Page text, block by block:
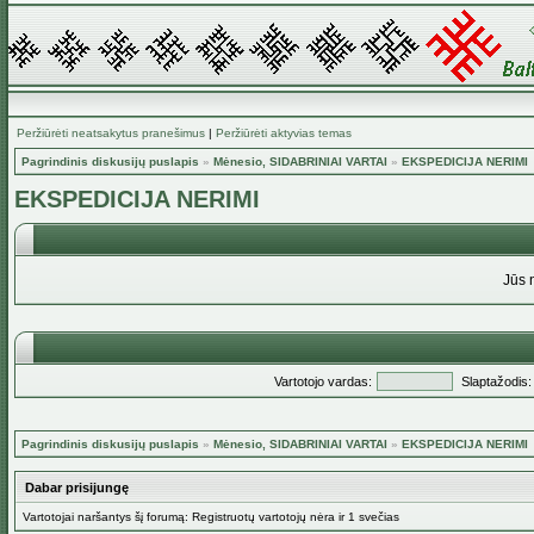
Peržiūrėti neatsakytus pranešimus | Peržiūrėti aktyvias temas
Pagrindinis diskusijų puslapis » Mėnesio, SIDABRINIAI VARTAI » EKSPEDICIJA NERIMI
EKSPEDICIJA NERIMI
Jūs
Vartotojo vardas: Slaptažodis:
Pagrindinis diskusijų puslapis » Mėnesio, SIDABRINIAI VARTAI » EKSPEDICIJA NERIMI
Dabar prisijungę
Vartotojai naršantys šį forumą: Registruotų vartotojų nėra ir 1 svečias